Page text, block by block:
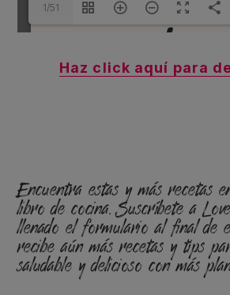
1/51
Haz click aquí para
Encuentra estas y más recetas
libro de cocina. Suscríbete a
llenado el formulario al final de
recibe aún más recetas y tips
saludable y delicioso con más